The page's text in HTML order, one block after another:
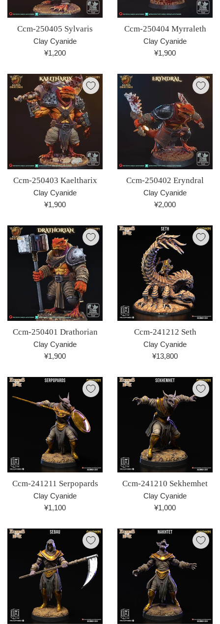
Ccm-250405 Sylvaris
Clay Cyanide
通
価
格
¥1,200
Ccm-250404 Myrraleth
Clay Cyanide
通
価
¥1,900
Ccm-250403 Kaeltharix
Clay Cyanide
通
価
格
¥1,900
Ccm-250402 Eryndral
Clay Cyanide
通
価
格
¥2,000
Ccm-250401 Drathorian
Clay Cyanide
通
価
¥1,900
Ccm-241212 Seth
Clay Cyanide
通
価
¥13,800
Ccm-241211 Serpopards
Clay Cyanide
通
価
格
¥1,100
Ccm-241210 Sekhemhet
Clay Cyanide
通
価
格
¥1,000